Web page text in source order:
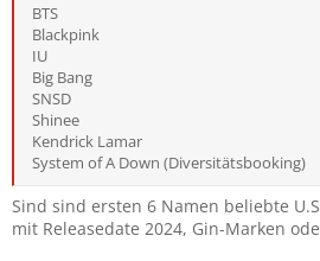
BTS
Blackpink
IU
Big Bang
SNSD
Shinee
Kendrick Lamar
System of A Down (Diversitätsbooking)
Sind sind ersten 6 Namen beliebte
mit Releasedate 2024, Gin-Marken